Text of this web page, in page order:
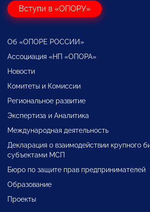
Вступи в «ОПОРУ»
Об «ОПОРЕ РОССИИ»
Ассоциация «НП «ОПОРА»
Новости
Комитеты и Комиссии
Региональное развитие
Экспертиза и Аналитика
Международная деятельность
Декларация о взаимодействии крупного
субъектами МСП
Бюро по защите прав предпринимателей
Образование
Проекты